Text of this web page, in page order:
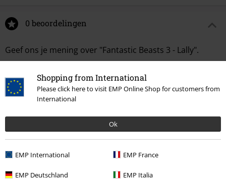
Shopping from International
Please click here to visit EMP Online Shop for customers from
International
Ok
EMP International EMP France
EMP Deutschland EMP Italia
0 beoordelingen
Geef ons je mening over "Fantastic Beasts 3 - Lally".